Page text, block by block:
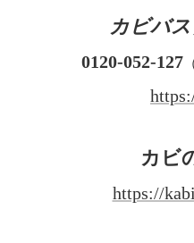
カビバ
0120-052-127
カビ
https://